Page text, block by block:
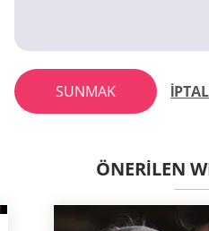
SUNMAK
ÖNERILEN